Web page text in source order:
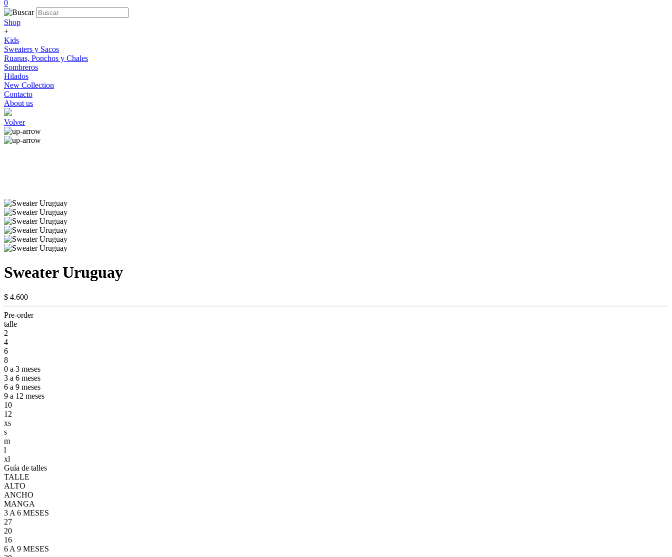
0
Shop
+
Kids
Sweaters y Sacos
Ruanas, Ponchos y Chales
Sombreros
Hilados
New Collection
Contacto
About us
Volver
Sweater Uruguay
$ 4.600
Pre-order
talle
2
4
6
8
0 a 3 meses
3 a 6 meses
6 a 9 meses
9 a 12 meses
10
12
xs
s
m
l
xl
Guía de talles
TALLE
ALTO
ANCHO
MANGA
3 A 6 MESES
27
20
16
6 A 9 MESES